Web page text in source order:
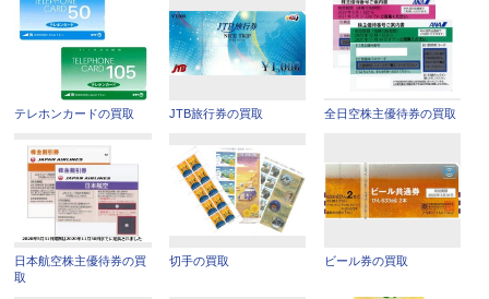
テレホンカードの買取 JTB旅行券の買取 全日空株主優待券の買取
日本航空株主優待券の買
取
切手の買取 ビール券の買取